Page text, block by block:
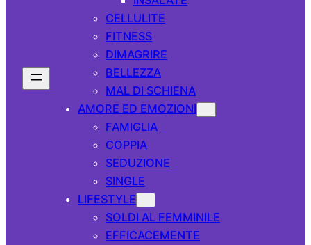
CELLULITE
FITNESS
DIMAGRIRE
BELLEZZA
MAL DI SCHIENA
AMORE ED EMOZIONI
FAMIGLIA
COPPIA
SEDUZIONE
SINGLE
LIFESTYLE
SOLDI AL FEMMINILE
EFFICACEMENTE